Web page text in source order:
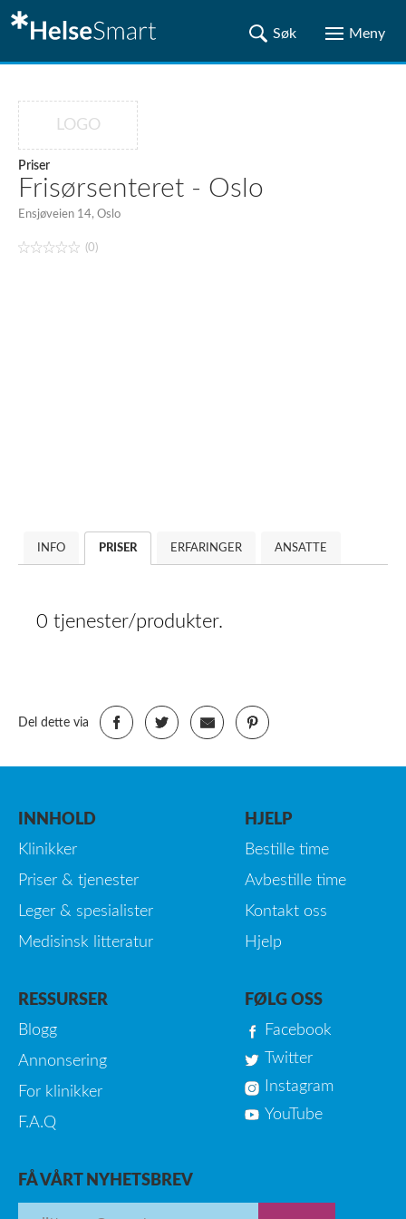
LOGO
Priser
Frisørsenteret - Oslo
Ensjøveien 14, Oslo
(0)
INFO PRISER ERFARINGER ANSATTE
0 tjenester/produkter.
Del dette via
INNHOLD
Klinikker
Priser & tjenester
Leger & spesialister
Medisinsk litteratur
HJELP
Bestille time
Avbestille time
Kontakt oss
Hjelp
RESSURSER
Blogg
Annonsering
For klinikker
F.A.Q
FØLG OSS
Facebook
Twitter
Instagram
YouTube
FÅ VÅRT NYHETSBREV